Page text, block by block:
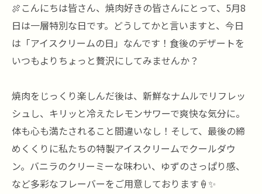
🍖こんにちは皆さん、焼肉好きの皆さんにとって、5月8
日は一層特別な日です。どうしてかと言いますと、今日
は「アイスクリームの日」なんです！食後のデザートを
いつもよりちょっと贅沢にしてみませんか？
焼肉をじっくり楽しんだ後は、新鮮なナムルでリフレッ
シュし、キリッと冷えたレモンサワーで爽快な気分に。
体も心も満たされること間違いなし！そして、最後の締
めくくりに私たちの特製アイスクリームでクールダウ
ン。バニラのクリーミーな味わい、ゆずのさっぱり感、
など多彩なフレーバーをご用意しております🍦✨